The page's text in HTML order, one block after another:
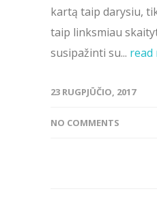
kartą taip darysiu,
taip linksmiau
susipažinti su...
23 RUGPJŪČIO, 2017
NO COMMENTS